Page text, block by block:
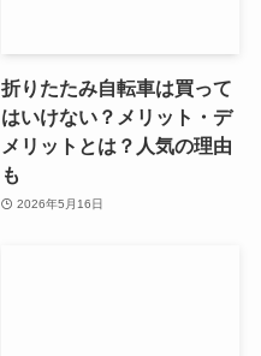
折りたたみ自転車は買って
はいけない？メリット・デ
メリットとは？人気の理由
も
2026年5月16日